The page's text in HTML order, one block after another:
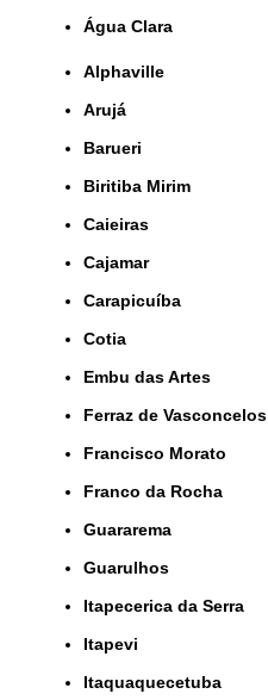
Água Clara
Alphaville
Arujá
Barueri
Biritiba Mirim
Caieiras
Cajamar
Carapicuíba
Cotia
Embu das Artes
Ferraz de Vasconcelos
Francisco Morato
Franco da Rocha
Guararema
Guarulhos
Itapecerica da Serra
Itapevi
Itaquaquecetuba